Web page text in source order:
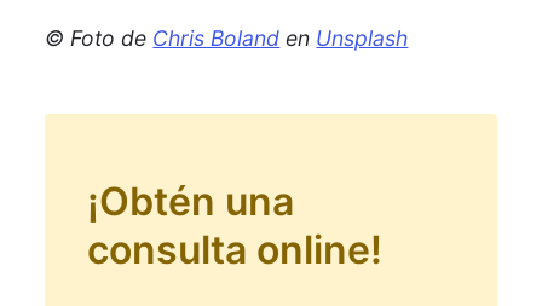
© Foto de Chris Boland en Unsplash
¡Obtén una
consulta online!